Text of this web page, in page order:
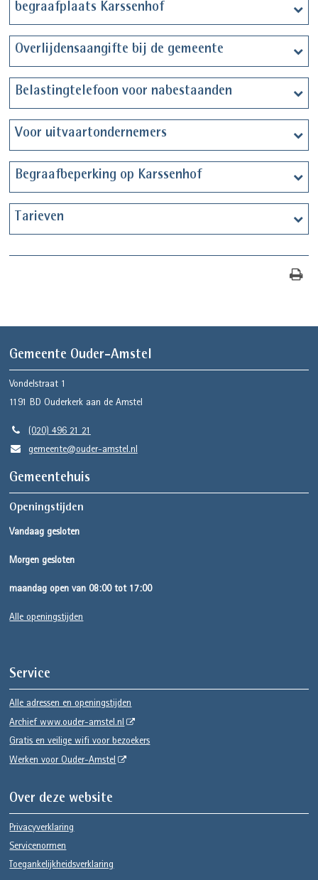
begraafplaats Karssenhof
Overlijdensaangifte bij de gemeente
Belastingtelefoon voor nabestaanden
Voor uitvaartondernemers
Begraafbeperking op Karssenhof
Tarieven
Gemeente Ouder-Amstel
Vondelstraat 1
1191 BD Ouderkerk aan de Amstel
(020) 496 21 21
gemeente@ouder-amstel.nl
Gemeentehuis
Openingstijden
Vandaag gesloten
Morgen gesloten
maandag open van 08:00 tot 17:00
Alle openingstijden
Service
Alle adressen en openingstijden
Archief www.ouder-amstel.nl
Gratis en veilige wifi voor bezoekers
Werken voor Ouder-Amstel
Over deze website
Privacyverklaring
Servicenormen
Toegankelijkheidsverklaring